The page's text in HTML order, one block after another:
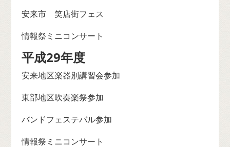
安来市 笑店街フェス
情報祭ミニコンサート
平成29年度
安来地区楽器別講習会参加
東部地区吹奏楽祭参加
バンドフェステバル参加
情報祭ミニコンサート